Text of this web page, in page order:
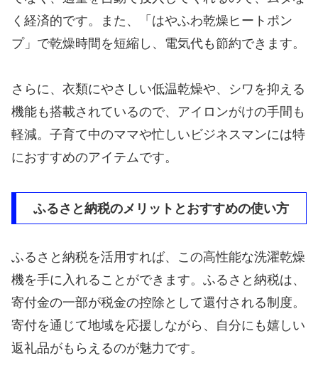
く経済的です。また、「はやふわ乾燥ヒートポン
プ」で乾燥時間を短縮し、電気代も節約できます。
さらに、衣類にやさしい低温乾燥や、シワを抑える
機能も搭載されているので、アイロンがけの手間も
軽減。子育て中のママや忙しいビジネスマンには特
におすすめのアイテムです。
ふるさと納税のメリットとおすすめの使い方
ふるさと納税を活用すれば、この高性能な洗濯乾燥
機を手に入れることができます。ふるさと納税は、
寄付金の一部が税金の控除として還付される制度。
寄付を通じて地域を応援しながら、自分にも嬉しい
返礼品がもらえるのが魅力です。